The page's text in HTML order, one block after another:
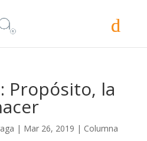
Propósito, la
| Mar 26, 2019 | Columna